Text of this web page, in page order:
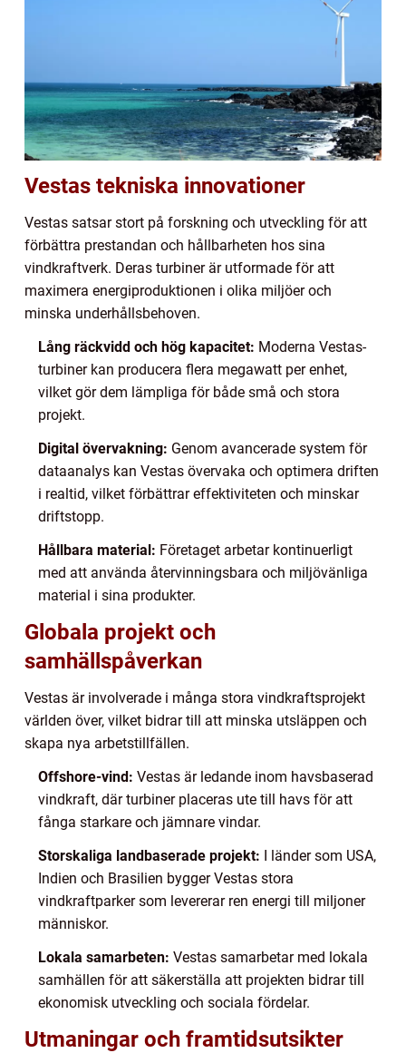
Vestas tekniska innovationer
Vestas satsar stort på forskning och utveckling för att
förbättra prestandan och hållbarheten hos sina
vindkraftverk. Deras turbiner är utformade för att
maximera energiproduktionen i olika miljöer och
minska underhållsbehoven.
Lång räckvidd och hög kapacitet: Moderna Vestas-
turbiner kan producera flera megawatt per enhet,
vilket gör dem lämpliga för både små och stora
projekt.
Digital övervakning: Genom avancerade system för
dataanalys kan Vestas övervaka och optimera driften
i realtid, vilket förbättrar effektiviteten och minskar
driftstopp.
Hållbara material: Företaget arbetar kontinuerligt
med att använda återvinningsbara och miljövänliga
material i sina produkter.
Globala projekt och
samhällspåverkan
Vestas är involverade i många stora vindkraftsprojekt
världen över, vilket bidrar till att minska utsläppen och
skapa nya arbetstillfällen.
Offshore-vind: Vestas är ledande inom havsbaserad
vindkraft, där turbiner placeras ute till havs för att
fånga starkare och jämnare vindar.
Storskaliga landbaserade projekt: I länder som USA,
Indien och Brasilien bygger Vestas stora
vindkraftparker som levererar ren energi till miljoner
människor.
Lokala samarbeten: Vestas samarbetar med lokala
samhällen för att säkerställa att projekten bidrar till
ekonomisk utveckling och sociala fördelar.
Utmaningar och framtidsutsikter